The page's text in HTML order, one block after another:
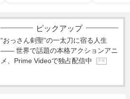
ピックアップ
“おっさん剣聖”の一太刀に宿る人生
―― 世界で話題の本格アクションアニ
メ、Prime Videoで独占配信中
P R